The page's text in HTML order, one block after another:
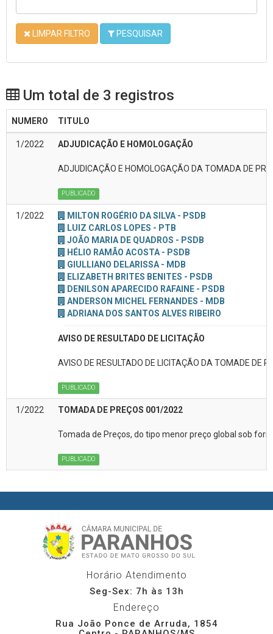
LIMPAR FILTRO PESQUISAR
Um total de 3 registros
NUMERO TITULO
1/2022 ADJUDICAÇÃO E HOMOLOGAÇÃO
ADJUDICAÇÃO E HOMOLOGAÇÃO DA TOMADA DE
PUBLICADO
1/2022
MILTON ROGÉRIO DA SILVA - PSDB
LUIZ CARLOS LOPES - PTB
JOÃO MARIA DE QUADROS - PSDB
HÉLIO RAMÃO ACOSTA - PSDB
GIULLIANO DELARISSA - MDB
ELIZABETH BRITES BENITES - PSDB
DENILSON APARECIDO RAFAINE - PSDB
ANDERSON MICHEL FERNANDES - MDB
ADRIANA DOS SANTOS ALVES RIBEIRO
AVISO DE RESULTADO DE LICITAÇÃO
AVISO DE RESULTADO DE LICITAÇÃO DA TOMADE
PUBLICADO
1/2022 TOMADA DE PREÇOS 001/2022
Tomada de Preços, do tipo menor preço global sob
PUBLICADO
Horário Atendimento
Seg-Sex: 7h às 13h
Endereço
Rua João Ponce de Arruda, 1854